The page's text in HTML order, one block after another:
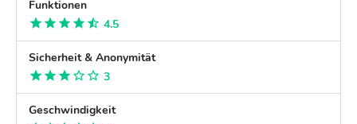
Funktionen
4.5
Sicherheit & Anonymität
3
Geschwindigkeit